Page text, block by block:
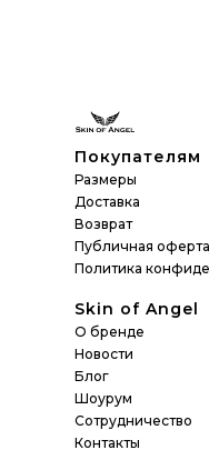
Покупателям
Размеры
Доставка
Шоурум
Новости
Блог
Контакты
Сотрудничество
О бренде
Публичная оферта
Политика
Возврат
Skin of Angel